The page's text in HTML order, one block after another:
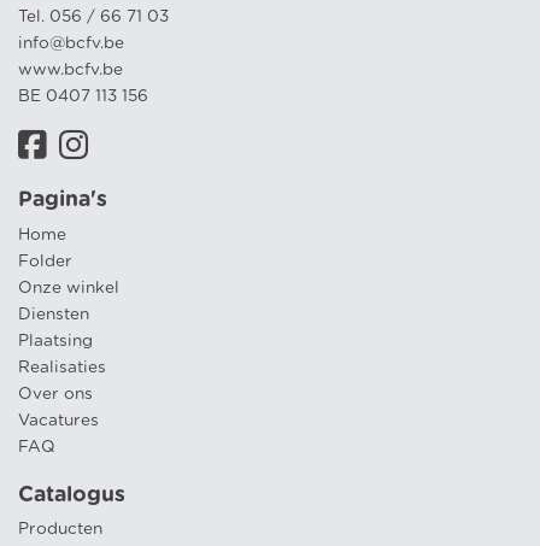
Tel. 056 / 66 71 03
info@bcfv.be
www.bcfv.be
BE 0407 113 156
Pagina's
Home
Folder
Onze winkel
Diensten
Plaatsing
Realisaties
Over ons
Vacatures
FAQ
Catalogus
Producten